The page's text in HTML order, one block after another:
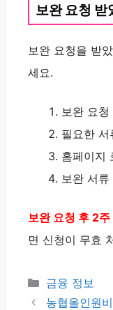
보완 요청 받
보완 요청을 받
세요.
보완 요
필요한 서
홈페이지
보완 서류
보완 요청 후 2
면 신청이 무효
카
테
금융 정보
농협올인원